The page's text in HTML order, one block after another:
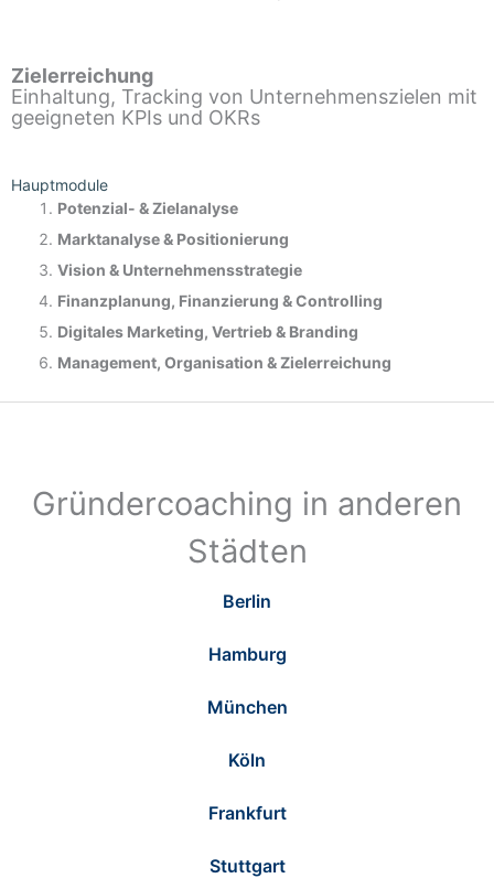
Zielerreichung
Einhaltung, Tracking von Unternehmenszielen mit
geeigneten KPIs und OKRs
Hauptmodule
Potenzial- &Zielanalyse
Marktanalyse & Positionierung
Vision & Unternehmensstrategie
Finanzplanung, Finanzierung & Controlling
Digitales Marketing, Vertrieb & Branding
Management, Organisation & Zielerreichung
Gründercoaching in anderen
Städten
Berlin
Hamburg
München
Köln
Frankfurt
Stuttgart